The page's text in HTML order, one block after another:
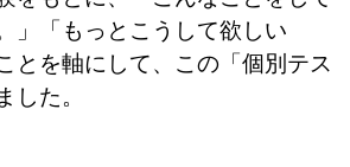
」「もっとこうして欲しい
とを軸にして、この「個別テス
した。